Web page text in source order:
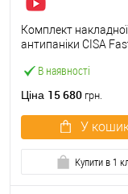
В наявності
Комплект накладної
антипаніки CISA
точковий вверх-вниз
Ціна 15 680 грн.
У
Купити в 1